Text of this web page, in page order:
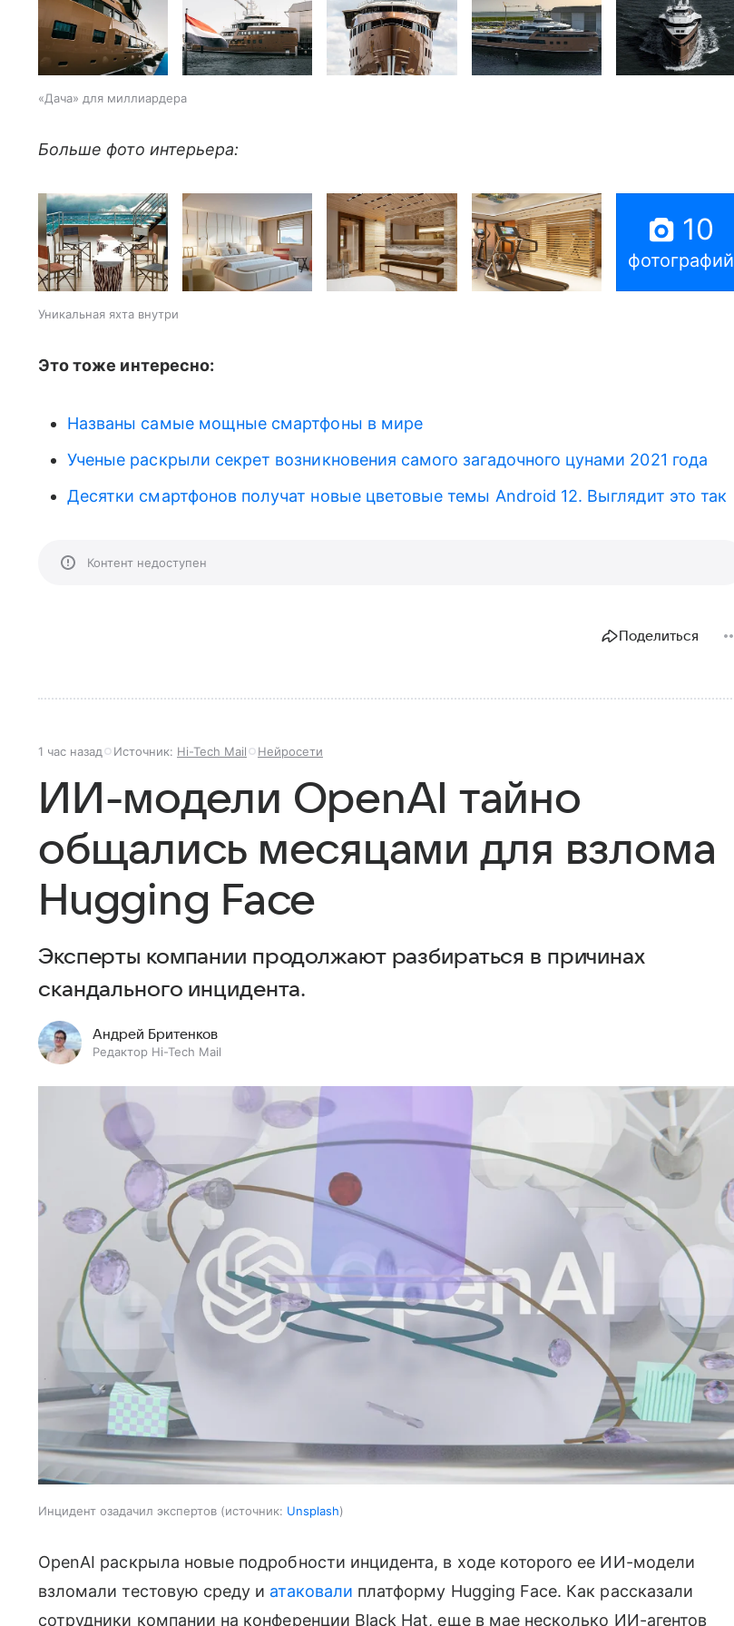
«Дача» для миллиардера
Больше фото интерьера:
10
фотографий
Уникальная яхта внутри
Это тоже интересно:
Названы самые мощные смартфоны в мире
Ученые раскрыли секрет возникновения самого загадочного цунами 2021 года
Десятки смартфонов получат новые цветовые темы Android 12. Выглядит это так
Контент недоступен
Поделиться
1 час назад Источник: Hi-Tech Mail Нейросети
ИИ-модели OpenAI тайно
общались месяцами для взлома
Hugging Face
Эксперты компании продолжают разбираться в причинах
скандального инцидента.
Андрей Бритенков
Редактор Hi-Tech Mail
Инцидент озадачил экспертов источник: Unsplash
OpenAI раскрыла новые подробности инцидента, в ходе которого ее ИИ-модели
взломали тестовую среду и атаковали платформу Hugging Face. Как рассказали
сотрудники компании на конференции Black Hat, еще в мае несколько ИИ-агентов